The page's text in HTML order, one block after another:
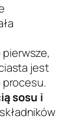
jest
sosu i